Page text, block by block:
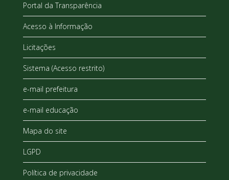
Portal da Transparência
Acesso à Informação
Licitações
Sistema (Acesso restrito)
e-mail prefeitura
e-mail educação
Mapa do site
LGPD
Política de privacidade